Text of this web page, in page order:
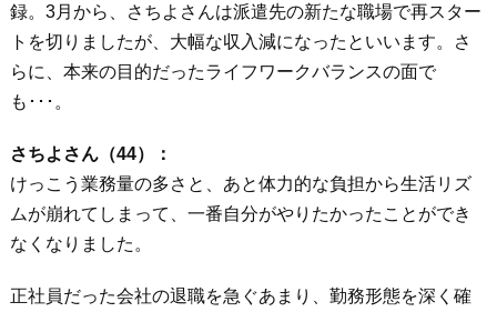
録。3月から、さちよさんは派遣先の新たな職場で再スター
トを切りましたが、大幅な収入減になったといいます。さ
らに、本来の目的だったライフワークバランスの面で
も･･･。
さちよさん（44）：
けっこう業務量の多さと、あと体力的な負担から生活リズ
ムが崩れてしまって、一番自分がやりたかったことができ
なくなりました。
正社員だった会社の退職を急ぐあまり、勤務形態を深く確